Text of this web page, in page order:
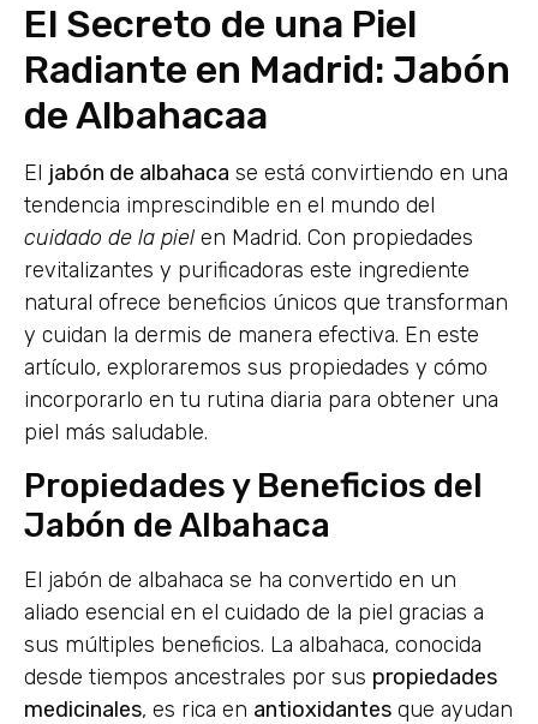
El Secreto de una Piel
Radiante en Madrid: Jabón
de Albahacaa
El jabón de albahaca se está convirtiendo en una
tendencia imprescindible en el mundo del
cuidado de la piel en Madrid. Con propiedades
revitalizantes y purificadoras este ingrediente
natural ofrece beneficios únicos que transforman
y cuidan la dermis de manera efectiva. En este
artículo, exploraremos sus propiedades y cómo
incorporarlo en tu rutina diaria para obtener una
piel más saludable.
Propiedades y Beneficios del
Jabón de Albahaca
El jabón de albahaca se ha convertido en un
aliado esencial en el cuidado de la piel gracias a
sus múltiples beneficios. La albahaca, conocida
desde tiempos ancestrales por sus propiedades
medicinales, es rica en antioxidantes que ayudan